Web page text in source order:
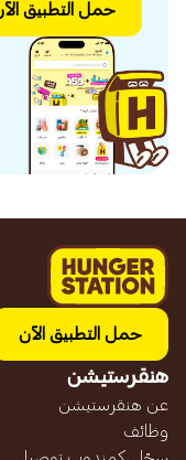
حمل التطبيق
حمل التطبيق الآن
هنقرستيشن
عن هنقرستيشن
وظائف